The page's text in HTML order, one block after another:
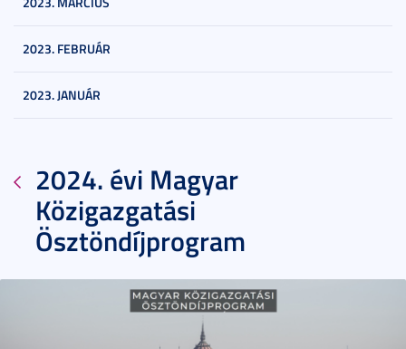
2023. FEBRUÁR
2023. JANUÁR
2024. évi Magyar
Közigazgatási
Ösztöndíjprogram